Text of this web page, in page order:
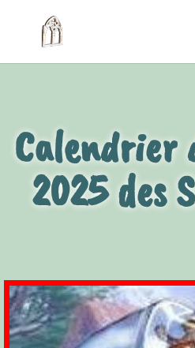
Calendrier
2025 des